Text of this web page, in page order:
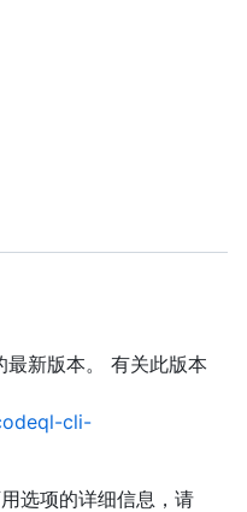
新版本。 有关此版本
cli-
选项的详细信息，请